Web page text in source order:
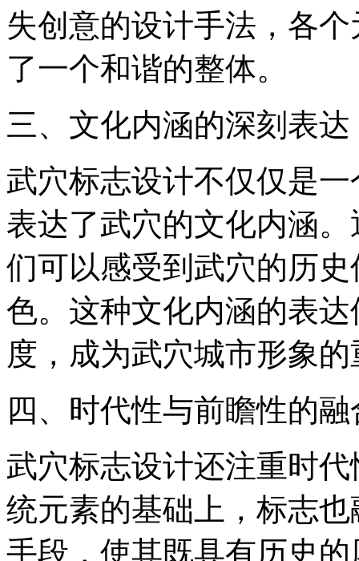
失创意的设计手法，各
了一个和谐的整体。
三、文化内涵的深刻表达
武穴标志设计不仅仅是
表达了武穴的文化内涵
们可以感受到武穴的历
色。这种文化内涵的表
度，成为武穴城市形象
四、时代性与前瞻性的融
武穴标志设计还注重时
统元素的基础上，标志
手段，使其既具有历史